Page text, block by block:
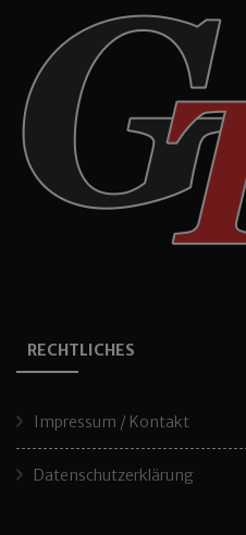
RECHTLICHES
Impressum / Kontakt
Datenschutzerklärung